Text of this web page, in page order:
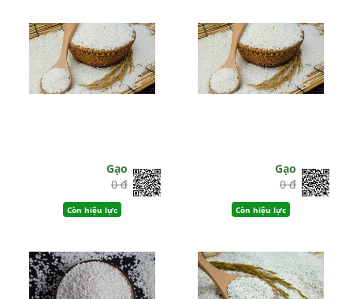
Gạo
0 đ
Còn hiệu lực
Gạo
0 đ
Còn hiệu lực